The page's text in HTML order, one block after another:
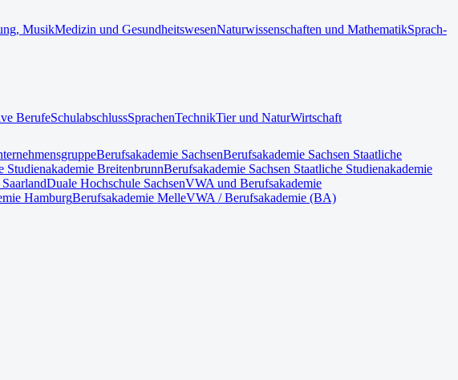
MusikMedizin und GesundheitswesenNaturwissenschaften und MathematikSprach-
BerufeSchulabschlussSprachenTechnikTier und NaturWirtschaft
Berufsakademie SachsenBerufsakademie Sachsen Staatliche
Studienakademie BreitenbrunnBerufsakademie Sachsen Staatliche Studienakademie
Duale Hochschule SachsenVWA und Berufsakademie
HamburgBerufsakademie MelleVWA / Berufsakademie (BA)